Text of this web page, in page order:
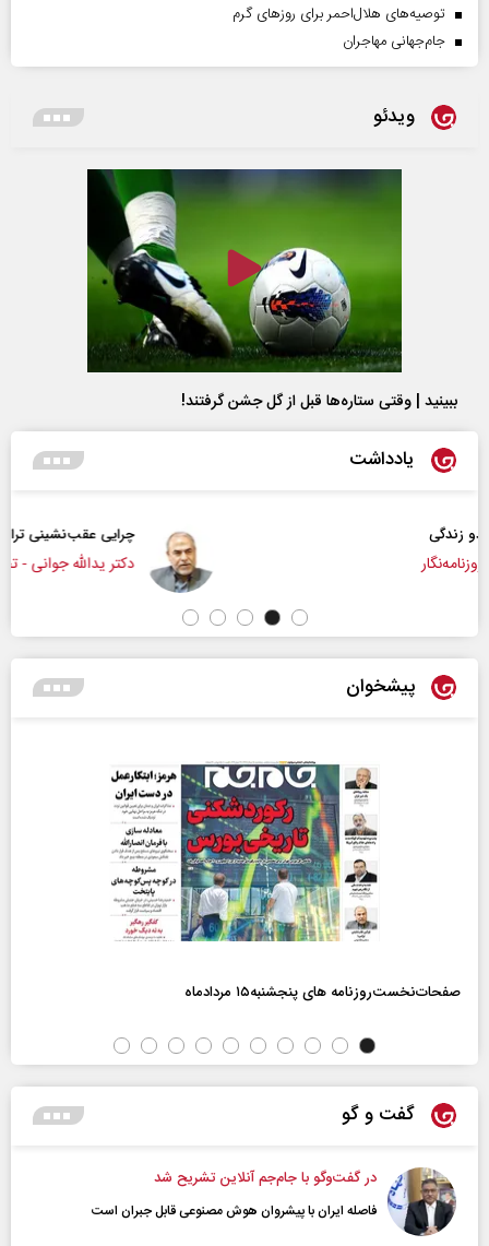
توصیه‌های هلال‌احمر برای روز‌های گرم
جام‌جهانی مهاجران
ویدئو
ببینید | وقتی ستاره‌ها قبل از گل جشن گرفتند!
یادداشت
چرایی عقب‌نشینی ترامپ؟
دکتر یدالله جوانی - تحلیلگر مسائل سیاسی
پیشخوان
صفحات‌نخست‌روزنامه ها‌ی پنجشنبه‌۱۵ مردادماه
گفت و گو
در گفت‌و‌گو با جام‌جم آنلاین تشریح شد
فاصله ایران با پیشرو‌ان هوش مصنوعی قابل جبران است